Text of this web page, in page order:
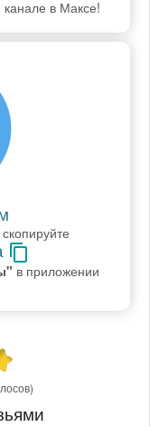
в Максе!
в приложении